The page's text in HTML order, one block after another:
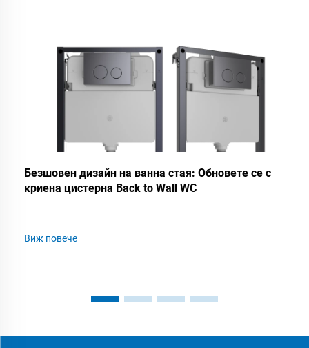
Безшовен дизайн на ванна стая: Обновете се с
криена цистерна Back to Wall WC
Виж повече